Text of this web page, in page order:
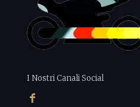
I Nostri Canali Social